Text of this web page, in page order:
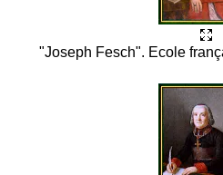
"Joseph Fesch". Ecole